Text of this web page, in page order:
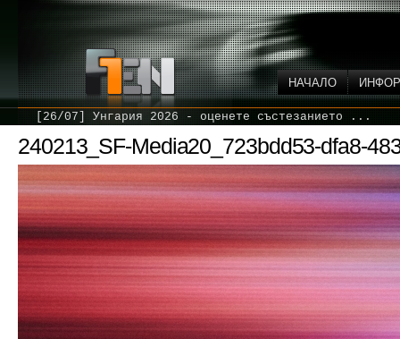
НАЧАЛО
[26/07] Унгария 2026 - оценете състезанието ...
240213_SF-Media20_723bdd53-dfa8-